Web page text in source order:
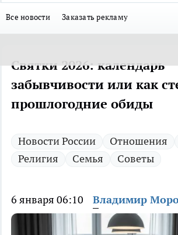
Все новости Заказать рекламу
Святки 2026: календарь
забывчивости или как
прошлогодние обиды
Новости России Отношения
Религия
Семья Советы
6 января 06:10 Владимир